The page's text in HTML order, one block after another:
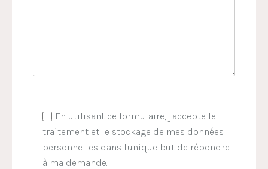
En utilisant ce formulaire, j'accepte le
traitement et le stockage de mes données
personnelles dans l'unique but de répondre
à ma demande.